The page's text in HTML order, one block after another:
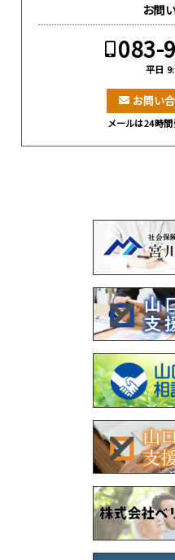
お問
083-
平日
お問い
メールは24時間